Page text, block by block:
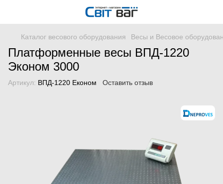
Каталог весового оборудования Весы и Весовое
Платформенные весы ВПД-1220
Эконом 3000
Артикул: ВПД-1220 Економ Оставить отзыв